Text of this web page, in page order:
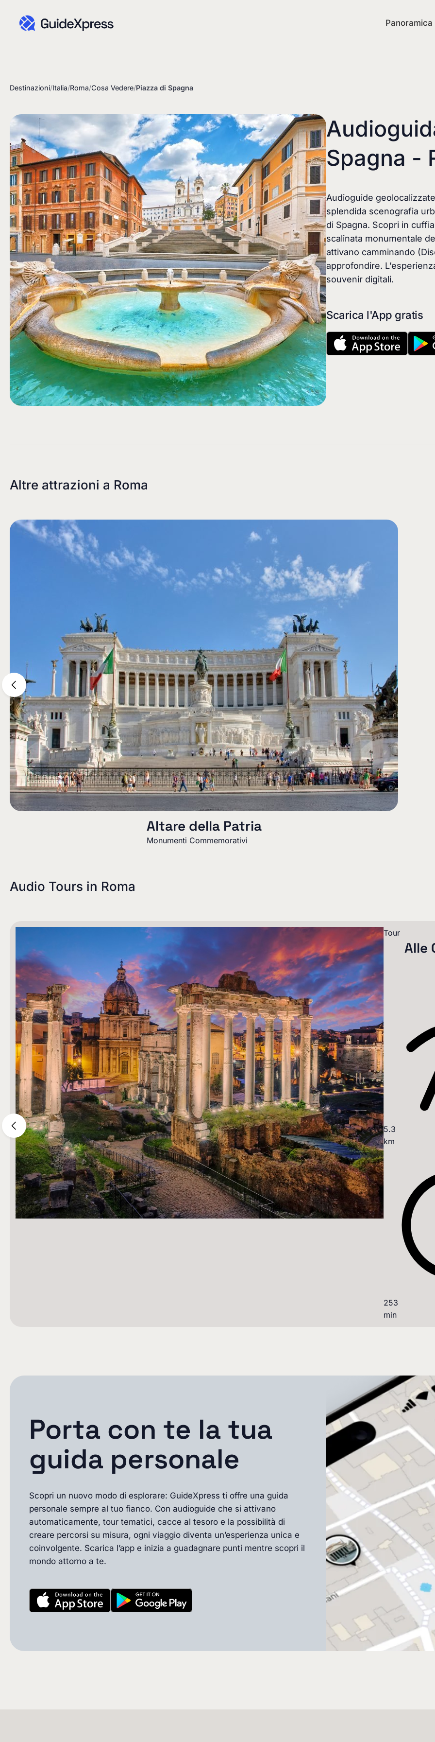
Panoramica
Destinazioni/Italia/Roma/Cosa Vedere/Piazza di Spagna
Spagna -
Audioguide
splendida scenografia
di Spagna. Scopri in
scalinata monumentale
attivano camminando
approfondire.
souvenir digitali.
Scarica l'App gratis
Altre attrazioni a Roma
Altare della Patria
Monumenti Commemorativi
Audio Tours in Roma
Tour
Alle
5.3
km
253
min
Porta con te la tua
guida personale
Scopri un nuovo modo di esplorare: GuideXpress ti offre una guida
personale sempre al tuo fianco. Con audioguide che si attivano
automaticamente, tour tematici, cacce al tesoro e la possibilità di
creare percorsi su misura, ogni viaggio diventa un’esperienza unica e
coinvolgente. Scarica l’app e inizia a guadagnare punti mentre scopri il
mondo attorno a te.